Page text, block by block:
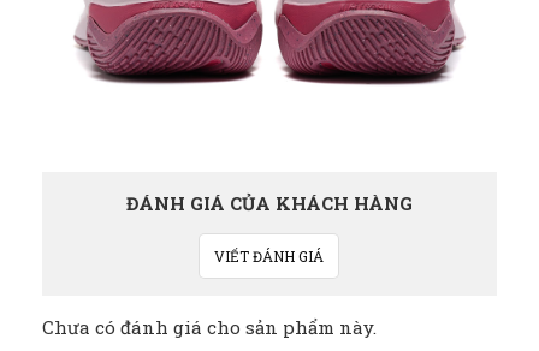
ĐÁNH GIÁ CỦA KHÁCH HÀNG
VIẾT ĐÁNH GIÁ
Chưa có đánh giá cho sản phẩm này.